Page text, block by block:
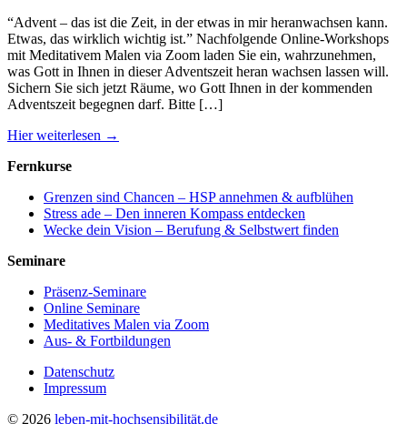
“Advent – das ist die Zeit, in der etwas in mir heranwachsen kann.
Etwas, das wirklich wichtig ist.” Nachfolgende Online-Workshops
mit Meditativem Malen via Zoom laden Sie ein, wahrzunehmen,
was Gott in Ihnen in dieser Adventszeit heran wachsen lassen will.
Sichern Sie sich jetzt Räume, wo Gott Ihnen in der kommenden
Adventszeit begegnen darf. Bitte […]
Hier weiterlesen →
Fernkurse
Grenzen sind Chancen – HSP annehmen & aufblühen
Stress ade – Den inneren Kompass entdecken
Wecke dein Vision – Berufung & Selbstwert finden
Seminare
Präsenz-Seminare
Online Seminare
Meditatives Malen via Zoom
Aus- & Fortbildungen
Datenschutz
Impressum
© 2026 leben-mit-hochsensibilität.de